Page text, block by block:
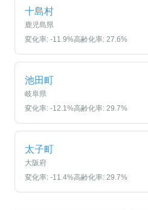
十島村
鹿児島県
変化率: -11.9%高齢化率: 27.6%
池田町
岐阜県
変化率: -12.1%高齢化率: 29.7%
太子町
大阪府
変化率: -11.4%高齢化率: 29.7%